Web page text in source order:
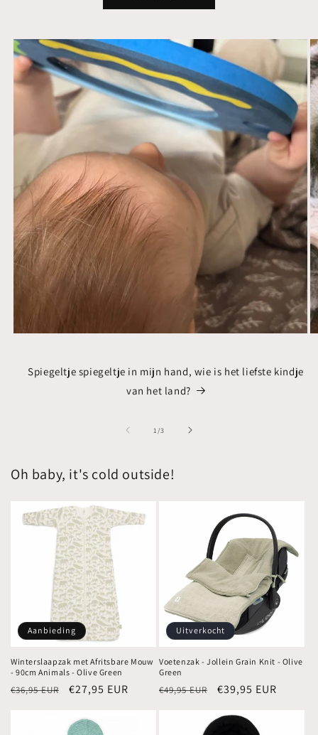
Spiegeltje spiegeltje in mijn hand, wie is het liefste kindje
van het land?
1 /van
3
Oh baby, it's cold outside!
Aanbieding
Winterslaapzak met Afritsbare Mouw
- 90cm Animals - Olive Green
Normale
€36,95 EUR Aanbiedingsprijs
€27,95 EUR
Uitverkocht
Voetenzak - Jollein Grain Knit - Olive
Green
Normale
€49,95 EUR Aanbiedingsprijs
€39,95 EUR